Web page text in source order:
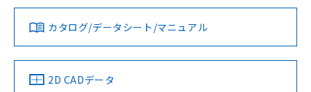
ダウンロードデータをご利用いただく前に、以下を必ずお読
みください。
ソフトウェアの使用条件
対応済み
中国 RoHS 注意事項・凡例
LR型式承認
（イギリス
船舶規格）
DNV型式承認
（ノルウェー
BV型式承認
（フランス
KR型式
（韓国
カタログ/データシート/マニュアル
2D CADデータ